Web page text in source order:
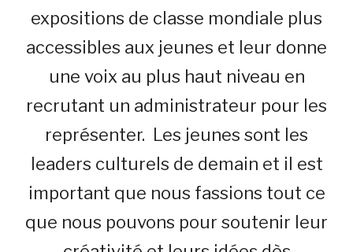
expositions de classe mondiale plus
accessibles aux jeunes et leur donne
une voix au plus haut niveau en
recrutant un administrateur pour les
représenter. Les jeunes sont les
leaders culturels de demain et il est
important que nous fassions tout ce
que nous pouvons pour soutenir leur